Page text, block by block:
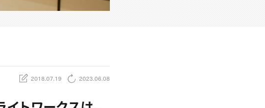
2018.07.19 2023.06.08